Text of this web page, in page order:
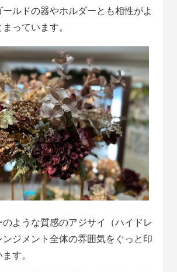
ルドの器やホルダーとも相性がよ
っています。
のような質感のアジサイ（ハイドレ
ンジメント全体の雰囲気をぐっと印
す。